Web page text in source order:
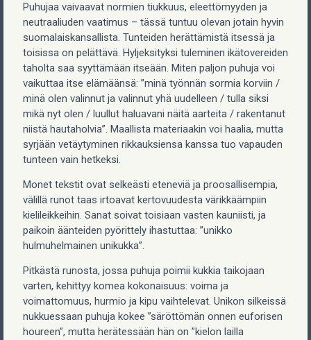
Puhujaa vaivaavat normien tiukkuus, eleettömyyden ja
neutraaliuden vaatimus – tässä tuntuu olevan jotain hyvin
suomalaiskansallista. Tunteiden herättämistä itsessä ja
toisissa on pelättävä. Hyljeksityksi tuleminen ikätovereiden
taholta saa syyttämään itseään. Miten paljon puhuja voi
vaikuttaa itse elämäänsä: ”minä työnnän sormia korviin /
minä olen valinnut ja valinnut yhä uudelleen / tulla siksi
mikä nyt olen / luullut haluavani näitä aarteita / rakentanut
niistä hautaholvia”. Maallista materiaakin voi haalia, mutta
syrjään vetäytyminen rikkauksiensa kanssa tuo vapauden
tunteen vain hetkeksi.
Monet tekstit ovat selkeästi eteneviä ja proosallisempia,
välillä runot taas irtoavat kertovuudesta värikkäämpiin
kielileikkeihin. Sanat soivat toisiaan vasten kauniisti, ja
paikoin äänteiden pyörittely ihastuttaa: ”unikko
hulmuhelmainen unikukka”.
Pitkästä runosta, jossa puhuja poimii kukkia taikojaan
varten, kehittyy komea kokonaisuus: voima ja
voimattomuus, hurmio ja kipu vaihtelevat. Unikon silkeissä
nukkuessaan puhuja kokee ”säröttömän onnen euforisen
houreen”, mutta herätessään hän on ”kielon lailla